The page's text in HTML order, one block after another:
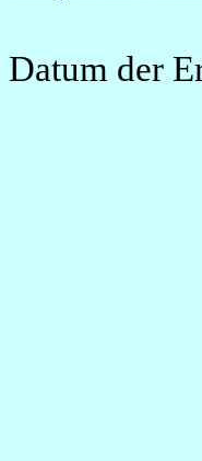
Datum der